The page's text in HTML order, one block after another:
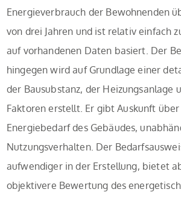
Energieverbrauch der Bewohnenden
von drei Jahren und ist relativ einfach
auf vorhandenen Daten basiert. Der
hingegen wird auf Grundlage einer
der Bausubstanz, der Heizungsanlage
Faktoren erstellt. Er gibt Auskunft
Energiebedarf des Gebäudes,
Nutzungsverhalten. Der
aufwendiger in der Erstellung, bietet
objektivere Bewertung des